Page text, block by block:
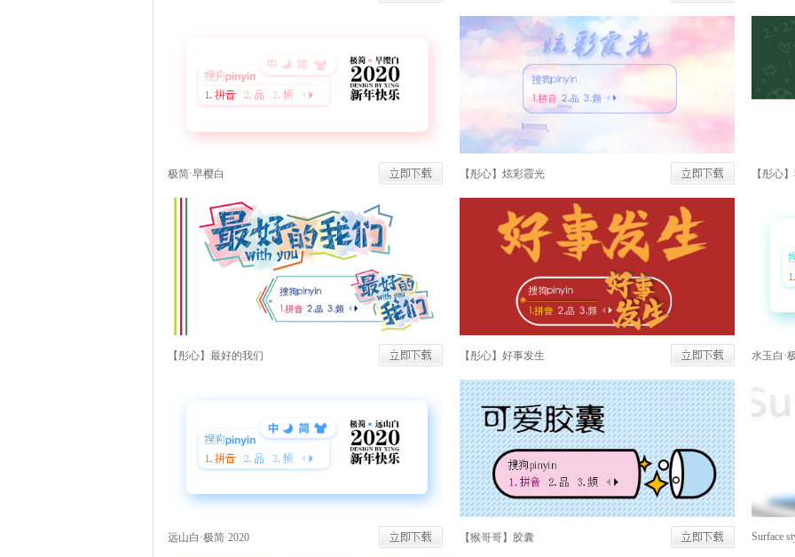
极简·早樱白 【彤心】炫彩霞光 【彤心
【彤心】最好的我们 【彤心】好事发生 水玉白·
远山白·极简·2020 【猴哥哥】胶囊 Surface